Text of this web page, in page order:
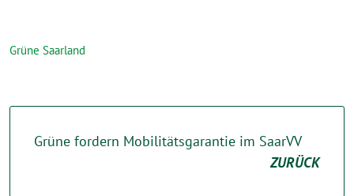
Grüne Saarland
Grüne fordern Mobilitätsgarantie im SaarVV
ZURÜCK